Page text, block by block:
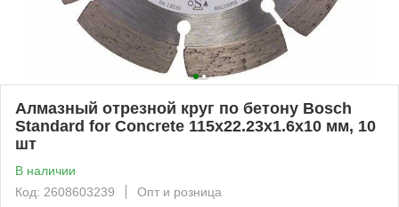
Алмазный отрезной круг по бетону Bosch
Standard for Concrete 115x22.23x1.6x10 мм, 10
шт
В наличии
Код: 2608603239
Опт и розница